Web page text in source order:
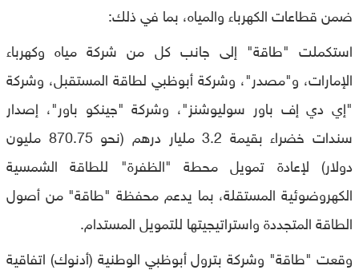
ضمن قطاعات الكهرباء والمياه، بما في ذلك:
استكملت "طاقة" إلى جانب كل من شركة مياه وكهرباء
الإمارات، و"مصدر"، وشركة أبوظبي لطاقة المستقبل، وشركة
"إي دي إف باور سوليوشنز"، وشركة "جينكو باور"، إصدار
سندات خضراء بقيمة 3.2 مليار درهم (نحو 870.75 مليون
دولار) لإعادة تمويل محطة "الظفرة" للطاقة الشمسية
الكهروضوئية المستقلة، بما يدعم محفظة "طاقة" من أصول
الطاقة المتجددة واستراتيجيتها للتمويل المستدام.
وقعت "طاقة" وشركة بترول أبوظبي الوطنية (أدنوك) اتفاقية